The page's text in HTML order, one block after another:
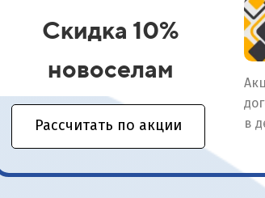
Скидка 10%
пенсионерам
Рассчитать по акции